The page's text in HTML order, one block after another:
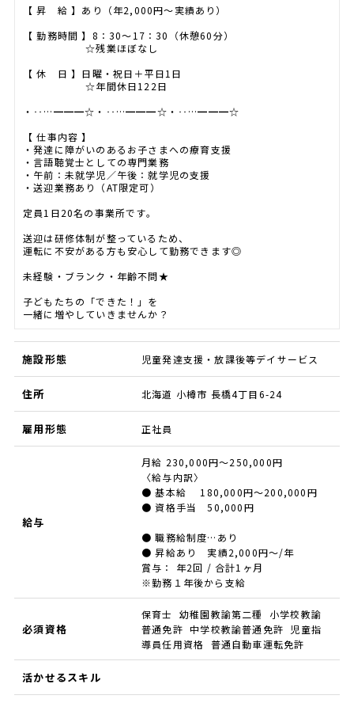
【 昇 給 】あり（年2,000円～実績あり）
【 勤務時間 】8：30～17：30（休憩60分）
☆残業ほぼなし
【 休 日 】日曜・祝日＋平日1日
☆年間休日122日
・‥…━━━☆・‥…━━━☆・‥…━━━☆
【 仕事内容 】
・発達に障がいのあるお子さまへの療育支援
・言語聴覚士としての専門業務
・午前：未就学児／午後：就学児の支援
・送迎業務あり（AT限定可）
定員1日20名の事業所です。
送迎は研修体制が整っているため、
運転に不安がある方も安心して勤務できます◎
未経験・ブランク・年齢不問★
子どもたちの「できた！」を
一緒に増やしていきませんか？
施設形態 児童発達支援・放課後等デイサービス
住所 北海道 小樽市 長橋4丁目6-24
雇用形態 正社員
給与
月給 230,000円～250,000円
〈給与内訳〉
● 基本給 180,000円～200,000円
● 資格手当 50,000円
● 職務給制度…あり
● 昇給あり 実績2,000円～/年
賞与： 年2回 / 合計1ヶ月
※勤務１年後から支給
必須資格
保育士 幼稚園教諭第二種 小学校教諭
普通免許 中学校教諭普通免許 児童指
導員任用資格 普通自動車運転免許
活かせるスキル